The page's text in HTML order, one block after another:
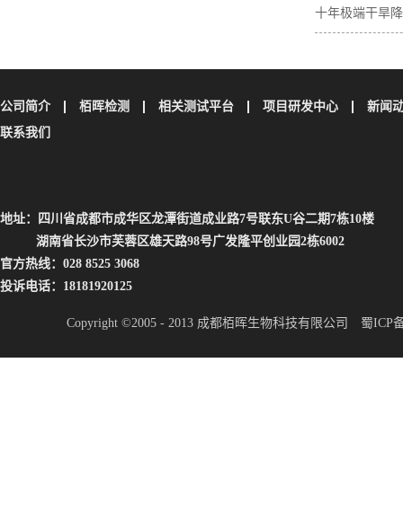
壤碳取决于植
十年极端干旱
公司简介 栢晖检测 相关测试平台 项目研发中心
新闻
联系我们
地址：四川省成都市成华区龙潭街道成业路7号联东U谷二期7栋10楼
湖南省长沙市芙蓉区雄天路98号广发隆平创业园2栋6002
官方热线：028 8525 3068
投诉电话：18181920125
Copyright ©2005 - 2013 成都栢晖生物科技有限公司 蜀ICP